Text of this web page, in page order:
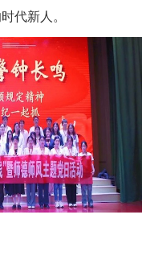
代新人。